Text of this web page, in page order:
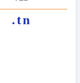
.tn